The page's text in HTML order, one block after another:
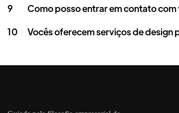
9 Como posso entrar em contato com
10 Vocês oferecem serviços de design